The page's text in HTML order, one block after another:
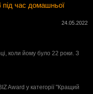
під час домашньої
24.05.2022
коли йому було 22 роки. З
Award у категорії "Кращий